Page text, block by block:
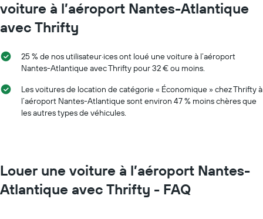
graphique,
axe
indiquent
les
mois
de
l'année
Sur
indiquent
le
prix
voiture à l’aéroport Nantes-Atlantique
avec Thrifty
25 % de nos utilisateur·ices ont loué une voiture à l’aéroport
Nantes-Atlantique avec Thrifty pour 32 € ou moins.
Les voitures de location de catégorie « Économique » chez Thrifty à
l’aéroport Nantes-Atlantique sont environ 47 % moins chères que
les autres types de véhicules.
Louer une voiture à l’aéroport Nantes-
Atlantique avec Thrifty - FAQ